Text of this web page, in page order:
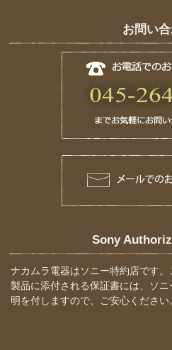
お問い
Sony
ナカムラ電器はソニー特約店です
製品に添付される保証書には、ソ
明を付しますので、ご安心ください